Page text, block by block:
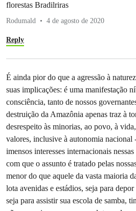
florestas Bradilriras
Rodumald 4 de agosto de 2020
Reply
É ainda pior do que a agressão à
suas implicações: é uma manifestação
consciência, tanto de nossos
destruição da Amazônia apenas traz à
desrespeito às minorias, ao povo, à
valores, inclusive à autonomia nacional
imensos interesses internacionais
com que o assunto é tratado pelas
menor do que aquele da vasta maioria
lota avenidas e estádios, seja para
seja para assistir sua escola de samba,